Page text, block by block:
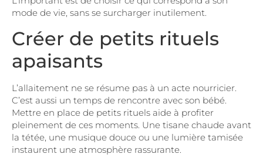
mode de vie, sans se surcharger inutilement.
Créer de petits rituels
apaisants
L’allaitement ne se résume pas à un acte nourricier.
C’est aussi un temps de rencontre avec son bébé.
Mettre en place de petits rituels aide à profiter
pleinement de ces moments. Une tisane chaude avant
la tétée, une musique douce ou une lumière tamisée
instaurent une atmosphère rassurante.